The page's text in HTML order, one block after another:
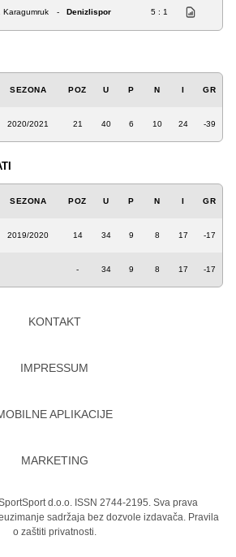
Karagumruk - Denizlispor 5 : 1
SEZONA POZ U P N I GR
2020/2021 21 40 6 10 24 -39
SEZONA POZ U P N I GR
2019/2020 14 34 9 8 17 -17
- 34 9 8 17 -17
KONTAKT
IMPRESSUM
APLIKACIJE
MARKETING
d.o.o. ISSN 2744-2195. Sva prava
sadržaja bez dozvole izdavača. Pravila
o zaštiti privatnosti.